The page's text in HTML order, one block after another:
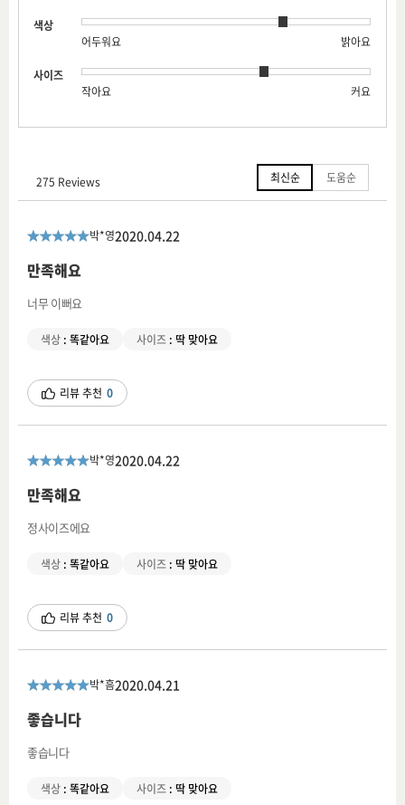
색상
어두워요
밝아요
사이즈
작아요
커요
275 Reviews 최신순 도움순
박*영2020.04.22
만족해요
너무 이뻐요
색상 : 똑같아요 사이즈 : 딱 맞아요
리뷰 추천 0
박*영2020.04.22
만족해요
정사이즈에요
색상 : 똑같아요 사이즈 : 딱 맞아요
리뷰 추천 0
박*흠2020.04.21
좋습니다
좋습니다
색상 : 똑같아요 사이즈 : 딱 맞아요